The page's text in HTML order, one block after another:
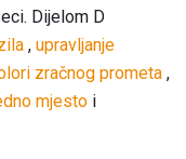
Dijelom D
, upravljanje
zračnog prometa ,
mjesto i